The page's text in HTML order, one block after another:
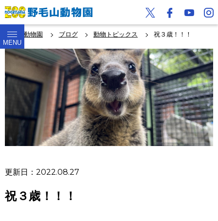
MENU
野毛山動物園 ブログ 動物トピックス 祝３歳！！！
更新日：2022.08.27
祝３歳！！！